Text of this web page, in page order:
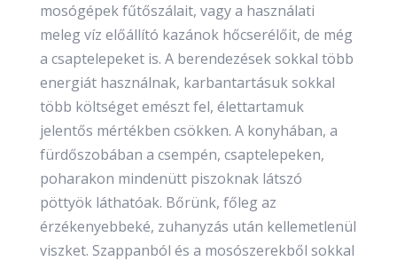
mosógépek fűtőszálait, vagy a használati
meleg víz előállító kazánok hőcserélőit, de még
a csaptelepeket is. A berendezések sokkal több
energiát használnak, karbantartásuk sokkal
több költséget emészt fel, élettartamuk
jelentős mértékben csökken. A konyhában, a
fürdőszobában a csempén, csaptelepeken,
poharakon mindenütt piszoknak látszó
pöttyök láthatóak. Bőrünk, főleg az
érzékenyebbeké, zuhanyzás után kellemetlenül
viszket. Szappanból és a mosószerekből sokkal